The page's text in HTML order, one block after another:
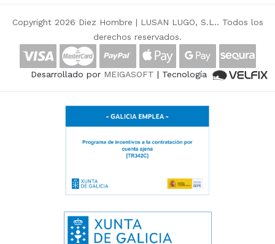
Copyright 2026 Diez Hombre | LUSAN LUGO, S.L.. Todos los
derechos reservados.
Desarrollado por MEIGASOFT | Tecnología